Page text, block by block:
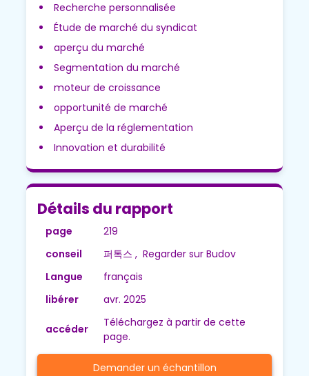
Recherche personnalisée
Étude de marché du syndicat
aperçu du marché
Segmentation du marché
moteur de croissance
opportunité de marché
Aperçu de la réglementation
Innovation et durabilité
Détails du rapport
page
219
conseil
퍼톡스 , Regarder sur Budov
Langue
français
libérer
avr. 2025
accéder
Téléchargez à partir de cette
page.
Demander un échantillon